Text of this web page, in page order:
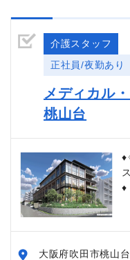
介護スタッフ
正社員/夜勤あり
メディカル
桃山台
♦
大阪府吹田市桃山